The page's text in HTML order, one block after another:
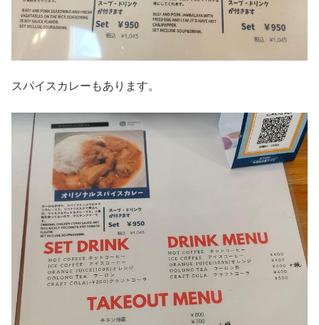
スパイスカレーもあります。